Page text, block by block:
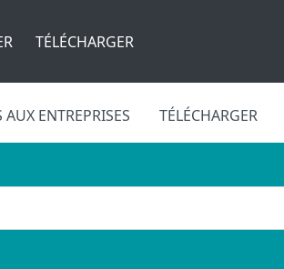
TÉLÉCHARGER
ENTREPRISES TÉLÉCHARGER